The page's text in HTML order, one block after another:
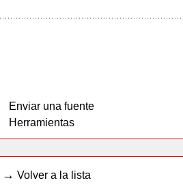
Enviar una fuente
Herramientas
→ Volver a la lista